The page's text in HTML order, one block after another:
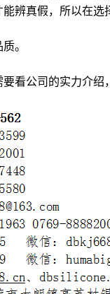
辨真假，所以在选
。
看公司的实力介绍